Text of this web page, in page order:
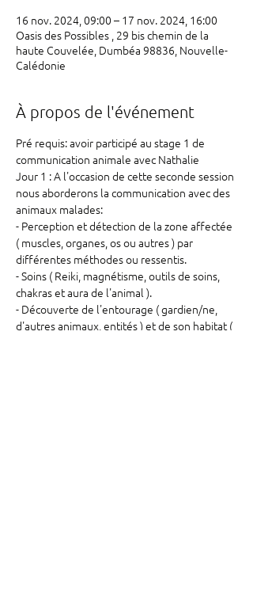
16 nov. 2024, 09:00 – 17 nov. 2024, 16:00
Oasis des Possibles , 29 bis chemin de la
haute Couvelée, Dumbéa 98836, Nouvelle-
Calédonie
À propos de l'événement
Pré requis: avoir participé au stage 1 de
communication animale avec Nathalie
Jour 1 : A l'occasion de cette seconde session
nous aborderons la communication avec des
animaux malades:
- Perception et détection de la zone affectée
( muscles, organes, os ou autres ) par
différentes méthodes ou ressentis.
- Soins ( Reiki, magnétisme, outils de soins,
chakras et aura de l'animal ).
- Découverte de l'entourage ( gardien/ne,
d'autres animaux, entités ) et de son habitat (